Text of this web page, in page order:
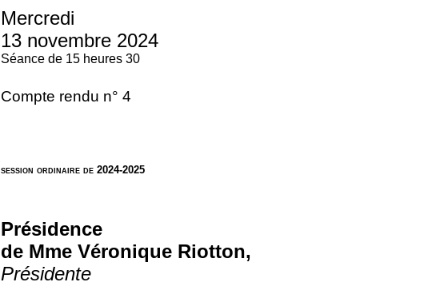
Mercredi
13 novembre 2024
Séance de 15 heures 30
Compte rendu n° 4
session ordinaire de 2024-2025
Présidence
de Mme Véronique Riotton,
Présidente